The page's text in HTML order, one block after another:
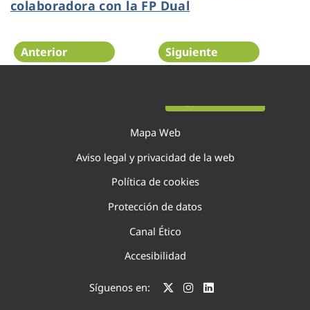
colaboradora con la FP Dual
Anterior Siguiente
Mapa Web
Aviso legal y privacidad de la web
Política de cookies
Protección de datos
Canal Ético
Accesibilidad
Síguenos en: